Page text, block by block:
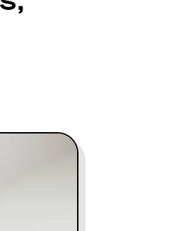
contact@charles.co